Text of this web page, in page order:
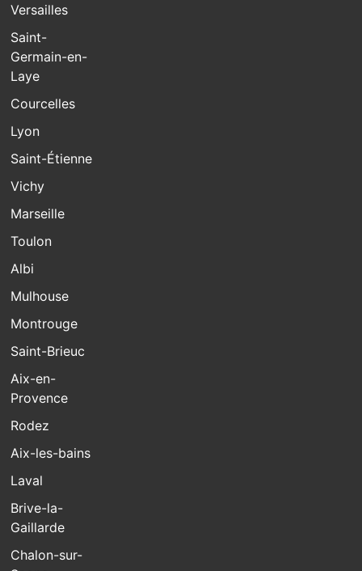
Versailles
Saint-
Germain-en-
Laye
Courcelles
Lyon
Saint-Étienne
Vichy
Marseille
Toulon
Albi
Mulhouse
Montrouge
Saint-Brieuc
Aix-en-
Provence
Rodez
Aix-les-bains
Laval
Brive-la-
Gaillarde
Chalon-sur-